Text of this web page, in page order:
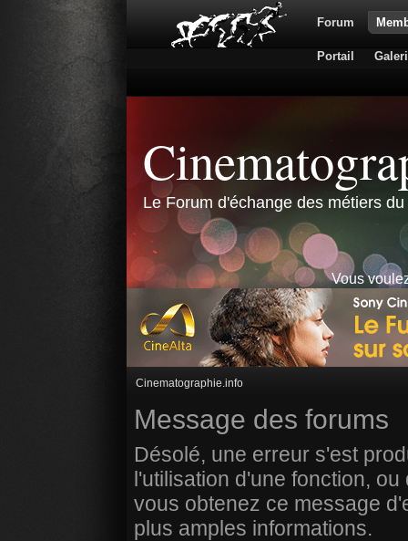
Forum
Portail
Le Forum d'échange des métiers
Vous
Cinematographie.info
Message des forums
Désolé, une erreur s'est
l'utilisation d'une fonction,
vous obtenez ce message
plus amples informations.